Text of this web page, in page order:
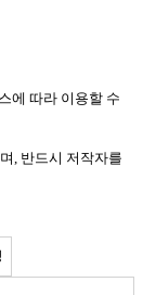
에 따라 이용할 수
, 반드시 저작자를